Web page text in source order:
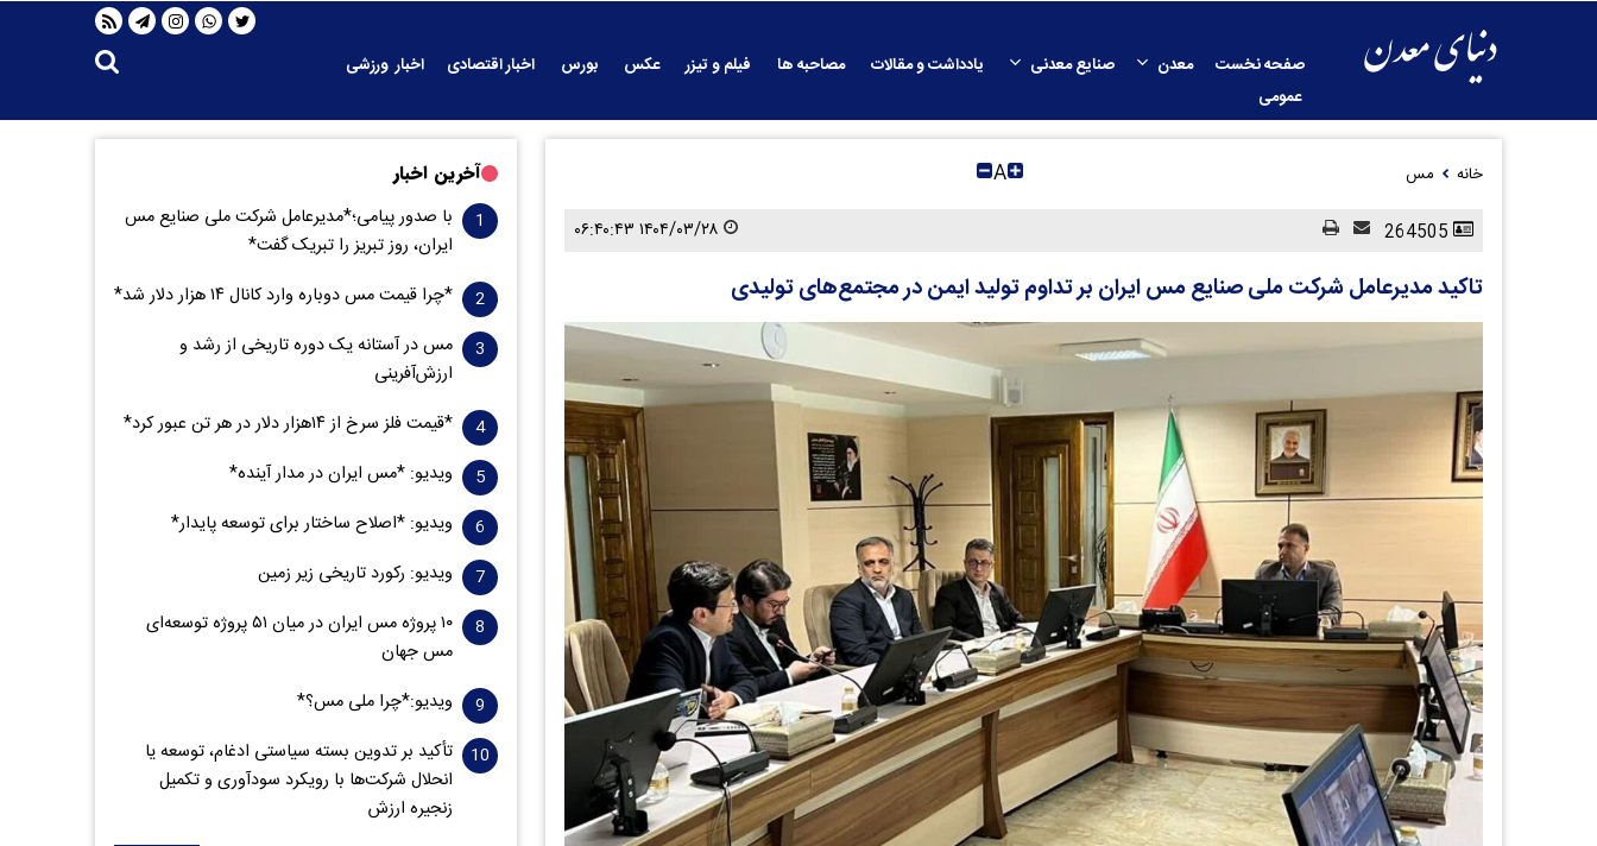
صفحه نخست معدن صنایع معدنی یادداشت و مقالات مصاحبه ها فیلم و تیزر عکس بورس اخبار اقتصادی
اخبار ورزشی
عمومی
خانه مس A
۱۴۰۴/۰۳/۲۸ ۰۶:۴۰:۴۳
تاکید مدیرعامل شرکت ملی صنایع مس ایران بر تداوم تولید ایمن در مجتمع‌های تولیدی
آخرین اخبار
با صدور پیامی؛*مدیرعامل شرکت ملی صنایع مس
ایران، روز تبریز را تبریک گفت*
*چرا قیمت مس دوباره وارد کانال ۱۴ هزار دلار شد*
مس در آستانه یک دوره تاریخی از رشد و
ارزش‌آفرینی
*قیمت فلز سرخ از ۱۴هزار دلار در هر تن عبور کرد*
ویدیو: *مس ایران در مدار آینده*
ویدیو: *اصلاح ساختار برای توسعه پایدار*
ویدیو: رکورد تاریخی زیر زمین
۱۰ پروژه مس ایران در میان ۵۱ پروژه توسعه‌ای
مس جهان
ویدیو:*چرا ملی مس؟*
تأکید بر تدوین بسته سیاستی ادغام، توسعه یا
انحلال شرکت‌ها با رویکرد سودآوری و تکمیل
زنجیره ارزش